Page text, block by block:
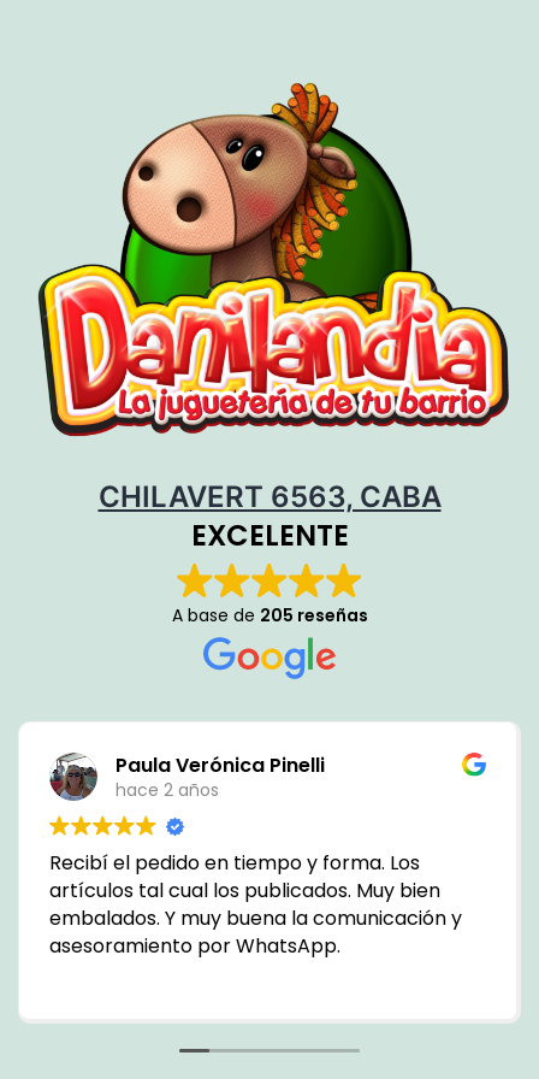
CHILAVERT 6563, CABA
EXCELENTE
A base de 205 reseñas
Paula Verónica Pinelli
hace 2 años
Recibí el pedido en tiempo y forma. Los
artículos tal cual los publicados. Muy bien
embalados. Y muy buena la comunicación y
asesoramiento por WhatsApp.